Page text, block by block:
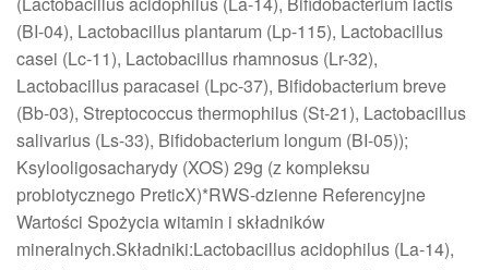
(BI-04), Lactobacillus plantarum (Lp-115), Lactobacillus
casei (Lc-11), Lactobacillus rhamnosus (Lr-32),
Lactobacillus paracasei (Lpc-37), Bifidobacterium breve
(Bb-03), Streptococcus thermophilus (St-21), Lactobacillus
salivarius (Ls-33), Bifidobacterium longum (BI-05));
Ksylooligosacharydy (XOS) 29g (z kompleksu
probiotycznego PreticX)*RWS-dzienne Referencyjne
Wartości Spożycia witamin i składników
mineralnych.Składniki:Lactobacillus acidophilus (La-14),